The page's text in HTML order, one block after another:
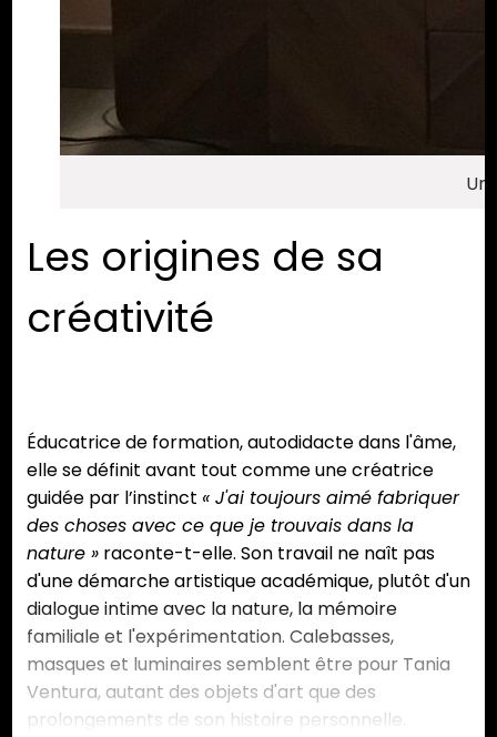
Les origines de sa
créativité
Éducatrice de formation, autodidacte dans l'âme,
elle se définit avant tout comme une créatrice
guidée par l’instinct « J'ai toujours aimé fabriquer
des choses avec ce que je trouvais dans la
nature » raconte-t-elle. Son travail ne naît pas
d'une démarche artistique académique, plutôt d'un
dialogue intime avec la nature, la mémoire
familiale et l'expérimentation. Calebasses,
masques et luminaires semblent être pour Tania
Ventura, autant des objets d'art que des
prolongements de son histoire personnelle.